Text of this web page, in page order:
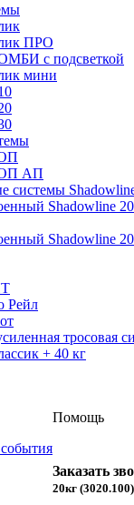
ПРО
с подсветкой
мини
АП
системы
Shadowline
Shadowline
Рейл
тросовая
+ 40 кг
Помощь
Заказать
20кг